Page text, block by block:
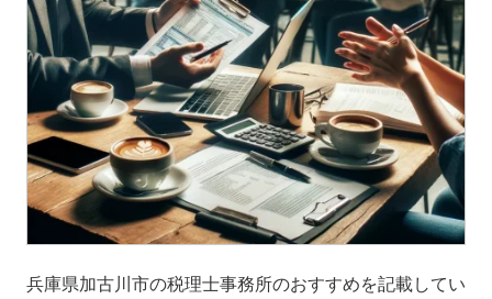
兵庫県加古川市の税理士事務所のおすすめを記載してい